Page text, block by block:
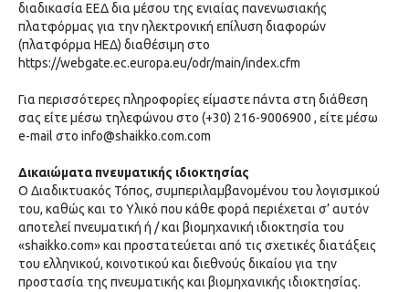
διαδικασία ΕΕΔ δια μέσου της ενιαίας πανενωσιακής
πλατφόρμας για την ηλεκτρονική επίλυση διαφορών
(πλατφόρμα ΗΕΔ) διαθέσιμη στο
https://webgate.ec.europa.eu/odr/main/index.cfm
Για περισσότερες πληροφορίες είμαστε πάντα στη διάθεση
σας είτε μέσω τηλεφώνου στο (+30) 216-9006900 , είτε μέσω
e-mail στο info@shaikko.com.com
Δικαιώματα πνευματικής ιδιοκτησίας
O Διαδικτυακός Τόπος, συμπεριλαμβανομένου του λογισμικού
του, καθώς και το Υλικό που κάθε φορά περιέχεται σ’ αυτόν
αποτελεί πνευματική ή / και βιομηχανική ιδιοκτησία του
«shaikko.com» και προστατεύεται από τις σχετικές διατάξεις
του ελληνικού, κοινοτικού και διεθνούς δικαίου για την
προστασία της πνευματικής και βιομηχανικής ιδιοκτησίας.